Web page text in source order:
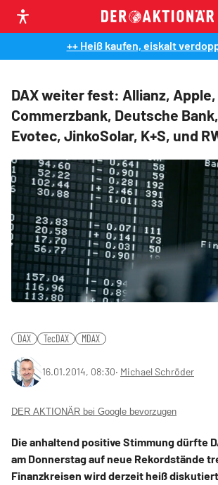
++ Heiß kaufen, eiskalt
DAX weiter fest: Allianz, Apple,
Commerzbank, Deutsche
Evotec, JinkoSolar, K+S, und
DAX TecDAX MDAX
16.01.2014, 08:30‧ Michael Schröder
DER AKTIONÄR bei Google bevorzugen
Die anhaltend positive Stimmung dürfte
am Donnerstag auf neue Rekordstände
Finanzkreisen wird derzeit heiß